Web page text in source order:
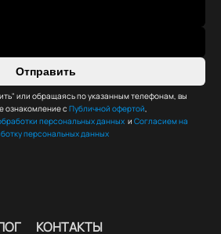
Отправить
или обращаясь по указанным телефонам, вы
ознакомление с Публичной офертой,
персональных данных и Согласием на
персональных данных
КОНТАКТЫ